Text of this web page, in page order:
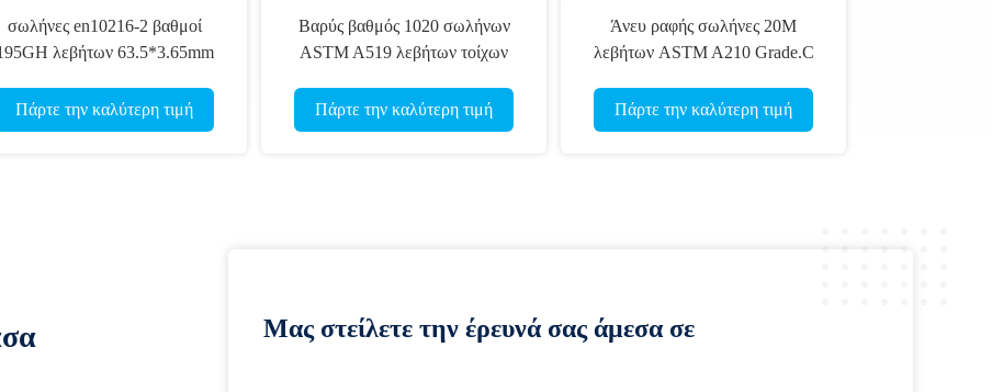
σωλήνες en10216-2 βαθμοί
λεβήτων 63.5*3.65mm
άνθρακα P235GH TC1
Πάρτε την καλύτερη τιμή
Βαρύς βαθμός 1020 σωλήνων
ASTM A519 λεβήτων τοίχων
Πάρτε την καλύτερη τιμή
Άνευ ραφής σωλήνες 20M
λεβήτων ASTM A210 Grade.C
Πάρτε την καλύτερη τιμή
Μας στείλετε την έρευνά σας άμεσα σε